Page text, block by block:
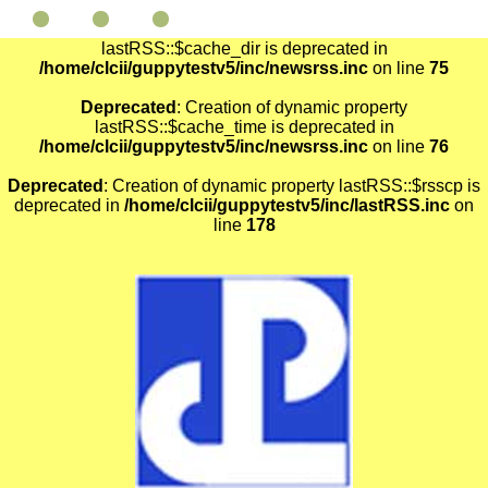
Deprecated
lastRSS::$cache_dir is deprecated in
/home/clcii/guppytestv5/inc/newsrss.inc on line 75
Deprecated : Creation of dynamic property
lastRSS::$cache_time is deprecated in
/home/clcii/guppytestv5/inc/newsrss.inc on line 76
Deprecated : Creation of dynamic property lastRSS::$rsscp is
deprecated in /home/clcii/guppytestv5/inc/lastRSS.inc on
line 178